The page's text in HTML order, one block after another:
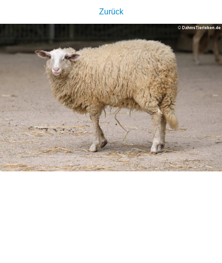
Zurück